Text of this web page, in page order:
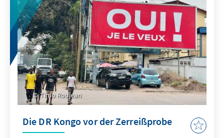
Timo Roujean
Die DR Kongo vor der Zerreißprobe